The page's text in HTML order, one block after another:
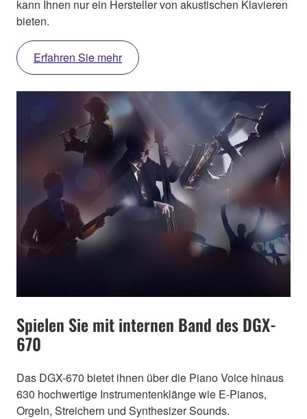
kann Ihnen nur ein Hersteller von akustischen Klavieren
bieten.
Erfahren Sie mehr
Spielen Sie mit internen Band des DGX-
670
Das DGX-670 bietet ihnen über die Piano Voice hinaus
630 hochwertige Instrumentenklänge wie E-Pianos,
Orgeln, Streichern und Synthesizer Sounds.